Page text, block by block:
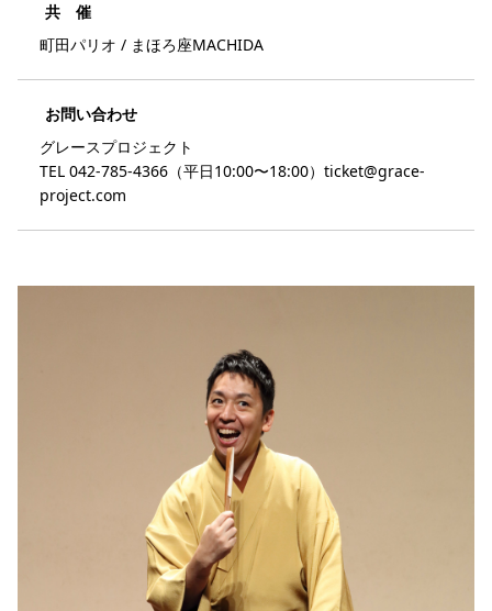
共 催
町田パリオ / まほろ座MACHIDA
お問い合わせ
グレースプロジェクト
TEL 042-785-4366（平日10:00〜18:00）ticket@grace-
project.com